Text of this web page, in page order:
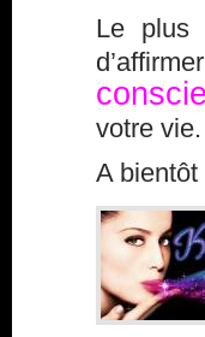
Le plus
votre vie.
A